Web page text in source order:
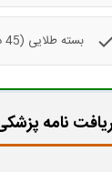
بسته طلایی (45 دقیقه ای) مراحل پزشک قانونی برای ضرب و شتم
نامه